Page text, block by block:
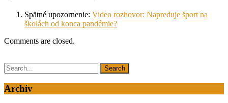
Spätné upozornenie: Video rozhovor: Napreduje šport na
školách od konca pandémie?
Comments are closed.
Archív